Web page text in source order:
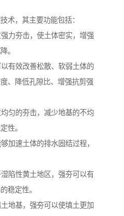
术，其主要功能包括：
力夯击，使土体密实，增强
。
有效改善松散、软弱土体的
、降低孔隙比、增强抗剪强
匀的夯击，减少地基的不均
性。
加速土体的排水固结过程，
陷性黄土地区，强夯可以有
稳定性。
地基，强夯可以使填土更加